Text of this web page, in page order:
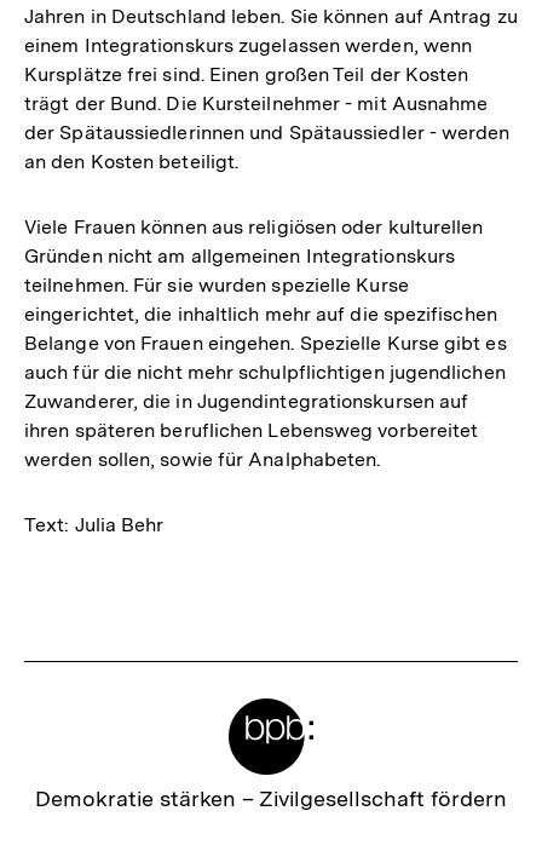
Jahren in Deutschland leben. Sie können auf Antrag zu
einem Integrationskurs zugelassen werden, wenn
Kursplätze frei sind. Einen großen Teil der Kosten
trägt der Bund. Die Kursteilnehmer - mit Ausnahme
der Spätaussiedlerinnen und Spätaussiedler - werden
an den Kosten beteiligt.
Viele Frauen können aus religiösen oder kulturellen
Gründen nicht am allgemeinen Integrationskurs
teilnehmen. Für sie wurden spezielle Kurse
eingerichtet, die inhaltlich mehr auf die spezifischen
Belange von Frauen eingehen. Spezielle Kurse gibt es
auch für die nicht mehr schulpflichtigen jugendlichen
Zuwanderer, die in Jugendintegrationskursen auf
ihren späteren beruflichen Lebensweg vorbereitet
werden sollen, sowie für Analphabeten.
Text: Julia Behr
Zur
Demokratie stärken – Zivilgesellschaft fördern